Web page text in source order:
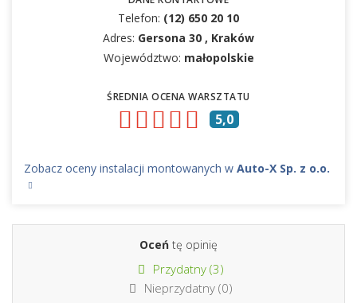
Telefon: (12) 650 20 10
Adres: Gersona 30 , Kraków
Województwo: małopolskie
ŚREDNIA OCENA WARSZTATU
5,0
Zobacz oceny instalacji montowanych w Auto-X Sp. z o.o.
Oceń tę opinię
Przydatny (3)
Nieprzydatny (0)